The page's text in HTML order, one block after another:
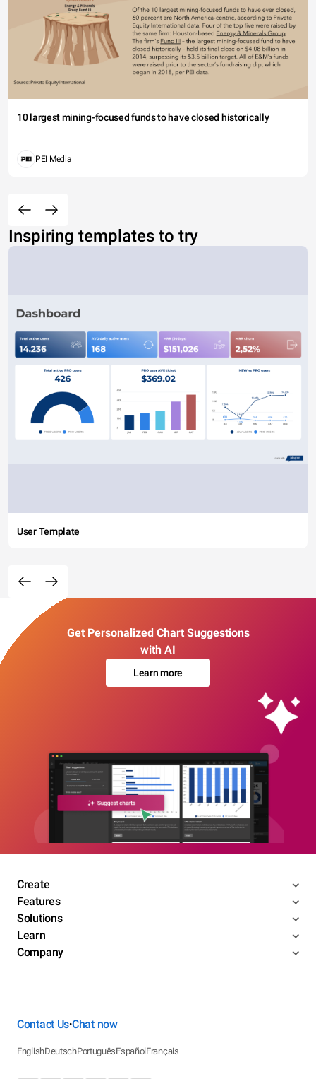
10 largest mining-focused funds to have closed historically
PEI Media
Inspiring templates to try
User Template
Get Personalized Chart Suggestions
with AI
Learn more
Create
Features
Solutions
Learn
Company
Contact Us•Chat now
EnglishDeutschPortuguêsEspañolFrançais